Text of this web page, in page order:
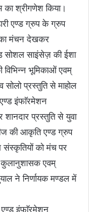
श्रीगणेश किया।
एण्ड ग्रुप के ग्रुप
का मंचन देखकर
सोशल साइंसेज़ की ईशा
विभिन्न भूमिकाओं एवम्
सोलो प्रस्तुति से माहोल
इंफाॅरमेशन
शानदार प्रस्तुति से युवा
की आकृति एण्ड ग्रुप
संस्कृतियों को मंच पर
कुलानुशासक एवम्
ने निर्णायक मण्डल में
इंफाॅरमेशन